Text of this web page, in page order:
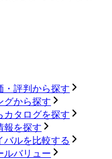
・評判から探す
グから探す
カタログを探す
報を探す
バルを比較する
ルバリュー